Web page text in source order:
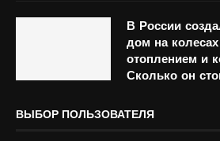
В России
дом на
отоплением и
Сколько он
ВЫБОР ПОЛЬЗОВАТЕЛЯ